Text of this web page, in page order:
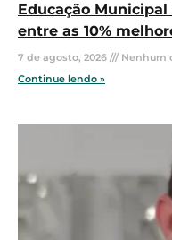
Educação
entre as 10%
7 de agosto, 2026
Nenhum
Continue lendo »